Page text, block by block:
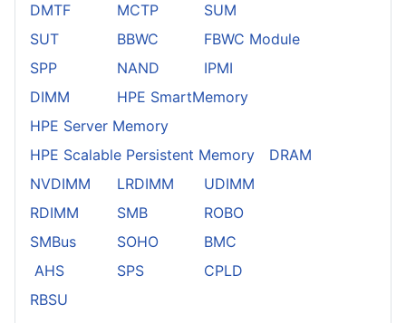
DMTF
MCTP
SUM
SUT
BBWC
FBWC Module
SPP
NAND
IPMI
DIMM
HPE SmartMemory
HPE Server Memory
HPE Scalable Persistent Memory
DRAM
NVDIMM
LRDIMM
UDIMM
RDIMM
SMB
ROBO
SMBus
SOHO
BMC
AHS
SPS
CPLD
RBSU